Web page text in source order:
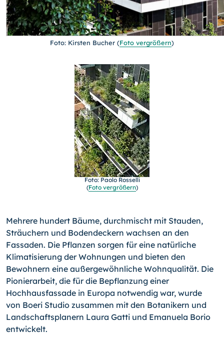
Foto: Kirsten Bucher (Foto vergrößern)
Foto: Paolo Rosselli
(Foto vergrößern)
Mehrere hundert Bäume, durchmischt mit Stauden,
Sträuchern und Bodendeckern wachsen an den
Fassaden. Die Pflanzen sorgen für eine natürliche
Klimatisierung der Wohnungen und bieten den
Bewohnern eine außergewöhnliche Wohnqualität. Die
Pionierarbeit, die für die Bepflanzung einer
Hochhausfassa­de in Europa notwendig war, wurde
von Boeri Studio zusam­men mit den Botanikern und
Landschaftsplanern Laura Gatti und Emanuela Borio
entwickelt.